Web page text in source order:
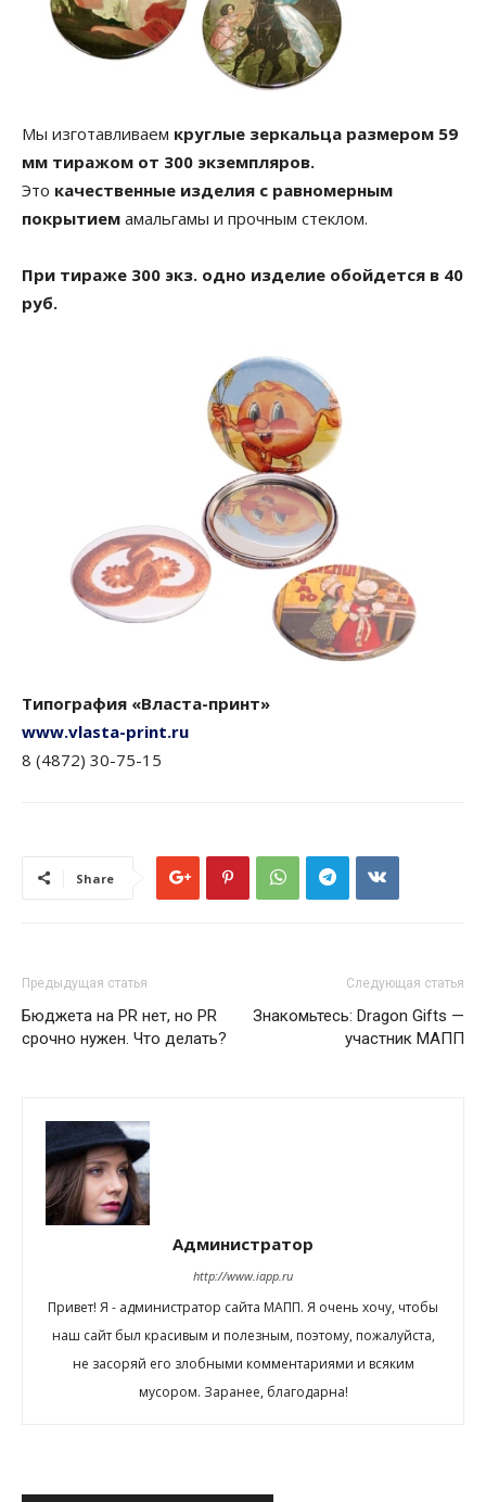
Мы изготавливаем круглые зеркальца размером 59
мм тиражом от 300 экземпляров.
Это качественные изделия с равномерным
покрытием амальгамы и прочным стеклом.
При тираже 300 экз. одно изделие обойдется в 40
руб.
Типография «Власта-принт»
www.vlasta-print.ru
8 (4872) 30-75-15
Share
Предыдущая статья
Бюджета на PR нет, но PR
срочно нужен. Что делать?
Следующая статья
Знакомьтесь: Dragon Gifts —
участник МАПП
Администратор
http://www.iapp.ru
Привет! Я - администратор сайта МАПП. Я очень хочу, чтобы
наш сайт был красивым и полезным, поэтому, пожалуйста,
не засоряй его злобными комментариями и всяким
мусором. Заранее, благодарна!